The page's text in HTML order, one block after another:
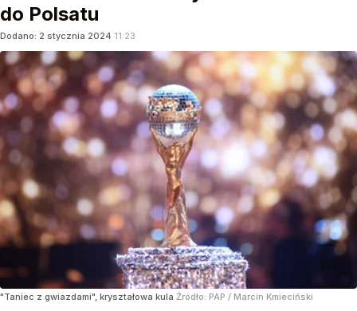
do Polsatu
Dodano: 2 stycznia 2024 11:23
"Taniec z gwiazdami", kryształowa kula Źródło: PAP / Marcin Kmieciński